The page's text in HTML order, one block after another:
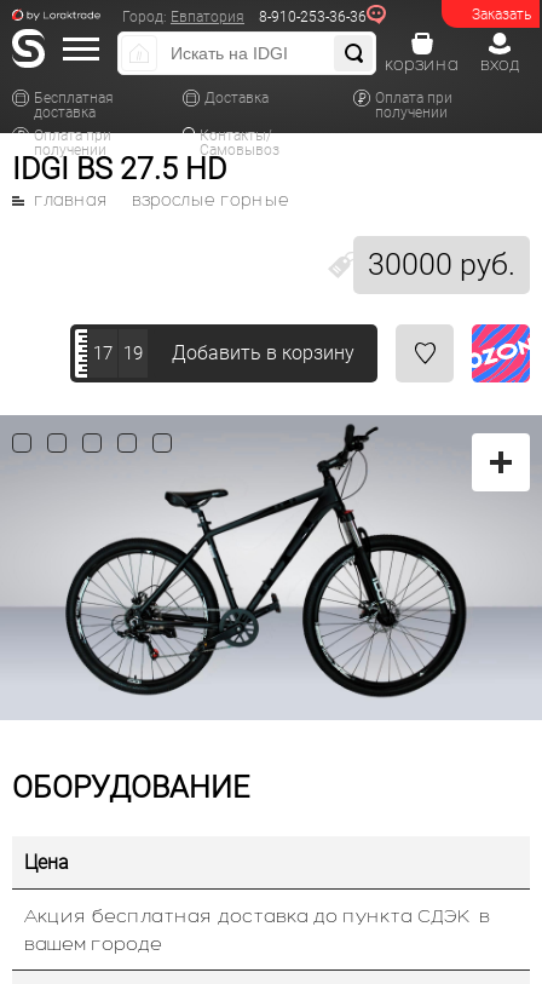
Заказать
Город: Евпатория 8-910-253-36-36
Бесплатная
доставка
Доставка
Оплата при
получении
Оплата при
получении
Контакты/
Самовывоз
вход
корзина
IDGI BS 27.5 HD
30000 руб.
главная взрослые горные
17 19 Добавить в корзину
ОБОРУДОВАНИЕ
Цена
Акция бесплатная доставка до пункта СДЭК в
вашем городе